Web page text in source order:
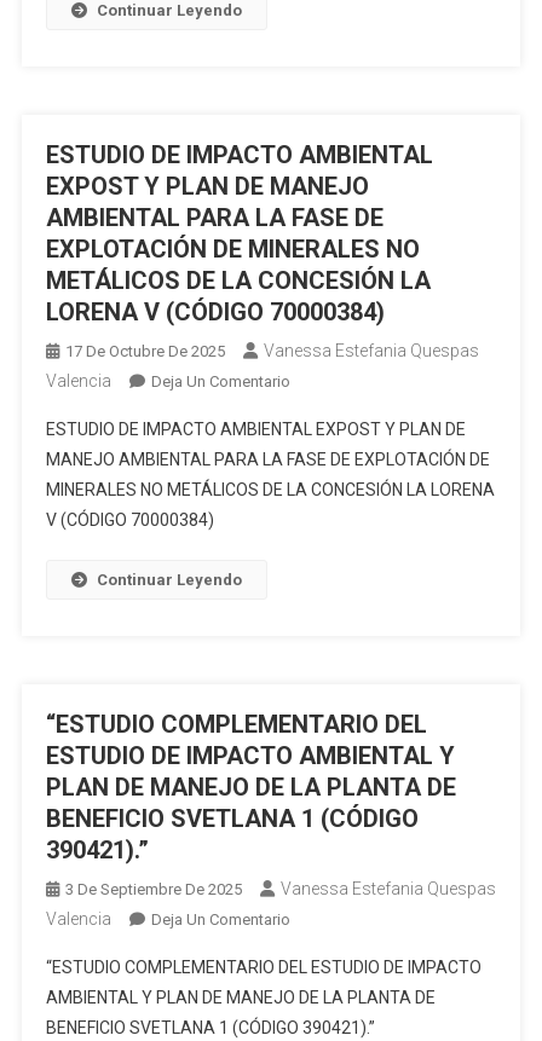
MATERIALES
METÁLICOS
BAJO
EL
RÉGIMEN
DE
MINERÍA
ÁREA
CÓDIGO
Continuar Leyendo
ESTUDIO DE IMPACTO AMBIENTAL
EXPOST Y PLAN DE MANEJO
AMBIENTAL PARA LA FASE DE
EXPLOTACIÓN DE MINERALES NO
METÁLICOS DE LA CONCESIÓN LA
LORENA V (CÓDIGO 70000384)
17 De Octubre De 2025
Vanessa Estefania Quespas
Valencia
Deja Un ComentarioEn
DE
IMPACTO
AMBIENTAL
LA
FASE
DE
EXPLOTACIÓN
DE
NO
LA
CONCESIÓN
LA
ESTUDIO DE IMPACTO AMBIENTAL EXPOST Y PLAN DE
MANEJO AMBIENTAL PARA LA FASE DE EXPLOTACIÓN DE
MINERALES NO METÁLICOS DE LA CONCESIÓN LA LORENA
V (CÓDIGO 70000384)
Continuar Leyendo
“ESTUDIO COMPLEMENTARIO DEL
ESTUDIO DE IMPACTO AMBIENTAL Y
PLAN DE MANEJO DE LA PLANTA DE
BENEFICIO SVETLANA 1 (CÓDIGO
390421).”
3 De Septiembre De 2025
Vanessa Estefania Quespas
Valencia
Deja Un ComentarioEn
COMPLEMENTARIO
DEL
ESTUDIO
“ESTUDIO COMPLEMENTARIO DEL ESTUDIO DE IMPACTO
AMBIENTAL Y PLAN DE MANEJO DE LA PLANTA DE
BENEFICIO SVETLANA 1 (CÓDIGO 390421).”